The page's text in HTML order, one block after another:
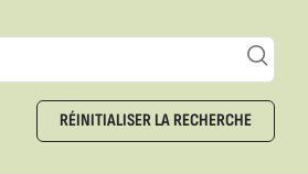
RÉINITIALISER LA RECHERCHE